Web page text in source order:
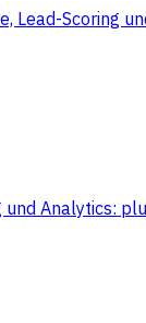
Lead-Scoring
Analytics: